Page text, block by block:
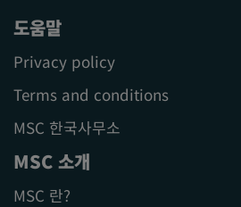
도움말
Privacy policy
Terms and conditions
MSC 한국사무소
MSC 소개
MSC 란?